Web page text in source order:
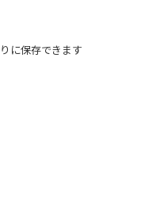
に保存できます